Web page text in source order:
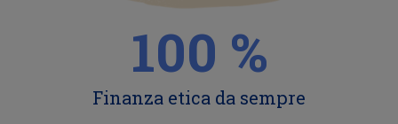
100 %
Finanza etica da sempre